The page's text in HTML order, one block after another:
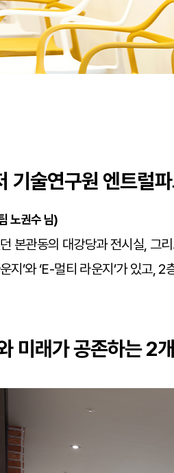
기술연구원 엔트럴
노권수 님)
본관동의 대강당과 전시실, 그
지’와 ‘E-멀티 라운지’가 있고,
미래가 공존하는 2